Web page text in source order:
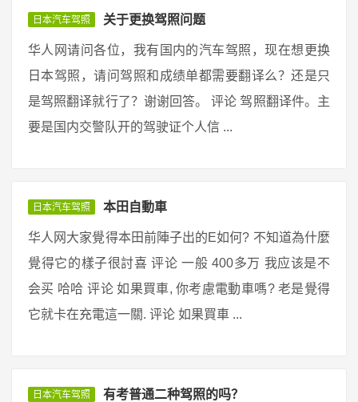
日本汽车驾照 关于更换驾照问题
华人网请问各位，我有国内的汽车驾照，现在想更换
日本驾照，请问驾照和成绩单都需要翻译么？还是只
是驾照翻译就行了？谢谢回答。 评论 驾照翻译件。主
要是国内交警队开的驾驶证个人信 ...
日本汽车驾照 本田自動車
华人网大家覺得本田前陣子出的E如何? 不知道為什麼
覺得它的樣子很討喜 评论 一般 400多万 我应该是不
会买 哈哈 评论 如果買車, 你考慮電動車嗎? 老是覺得
它就卡在充電這一關. 评论 如果買車 ...
日本汽车驾照 有考普通二种驾照的吗？